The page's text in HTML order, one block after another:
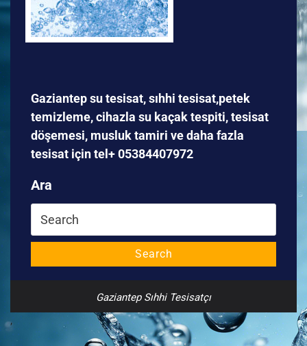
Gaziantep su tesisat, sıhhi tesisat,petek
temizleme, cihazla su kaçak tespiti, tesisat
döşemesi, musluk tamiri ve daha fazla
tesisat için tel+ 05384407972
Ara
Search
Search
Gaziantep Sıhhi Tesisatçı
,